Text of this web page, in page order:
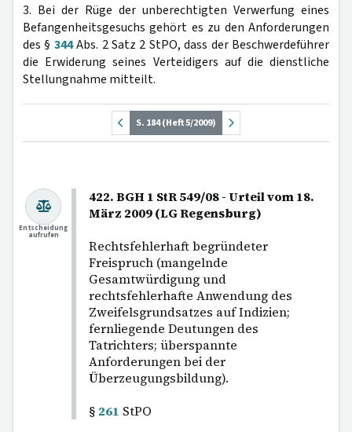
3. Bei der Rüge der unberechtigten Verwerfung eines
Befangenheitsgesuchs gehört es zu den Anforderungen
des § 344Abs. 2 Satz 2 StPO, dass der Beschwerdeführer
die Erwiderung seines Verteidigers auf die dienstliche
Stellungnahme mitteilt.
S. 184 (Heft 5/2009)
422. BGH 1 StR 549/08 - Urteil vom 18.
März 2009 (LG Regensburg)
Rechtsfehlerhaft begründeter
Freispruch (mangelnde
Gesamtwürdigung und
rechtsfehlerhafte Anwendung des
Zweifelsgrundsatzes auf Indizien;
fernliegende Deutungen des
Tatrichters; überspannte
Anforderungen bei der
Überzeugungsbildung).
§ 261 StPO
Entscheidung
aufrufen